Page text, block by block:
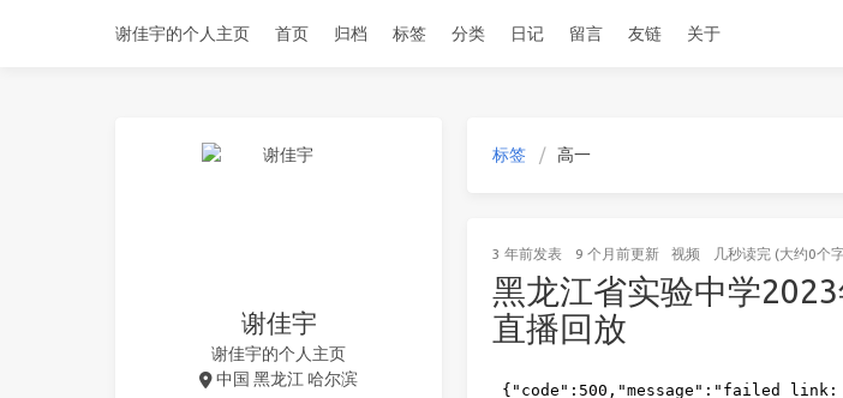
谢佳宇的个人主页 首页 归档 标签 分类 日记 留言 友链 关于
标签 高一
3 年前发表 9 个月前更新 视频 几秒读完 (大约0个
黑龙江省实验中学
直播回放
谢佳宇
谢佳宇的个人主页
中国 黑龙江 哈尔滨